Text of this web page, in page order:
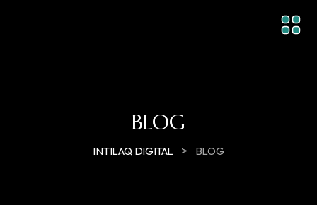
BLOG
INTILAQ DIGITAL > BLOG